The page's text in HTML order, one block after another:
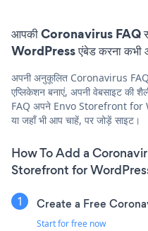
आपकी Coronavirus FAQ
WordPress एंबेड करना कभी
अपनी अनुकूलित Coronavirus
एप्लिकेशन बनाएं, अपनी वेबसाइट
FAQ अपने Envo Storefront for
या जहाँ भी आप चाहें, पर जोड़ें साइट।
How To Add a
Storefront for
Create a Free
Start for free now